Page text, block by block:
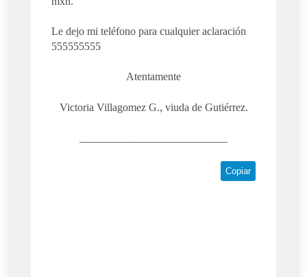
Le dejo mi teléfono para cualquier aclaración
555555555
Atentamente
Victoria Villagomez G., viuda de Gutiérrez.
Copiar